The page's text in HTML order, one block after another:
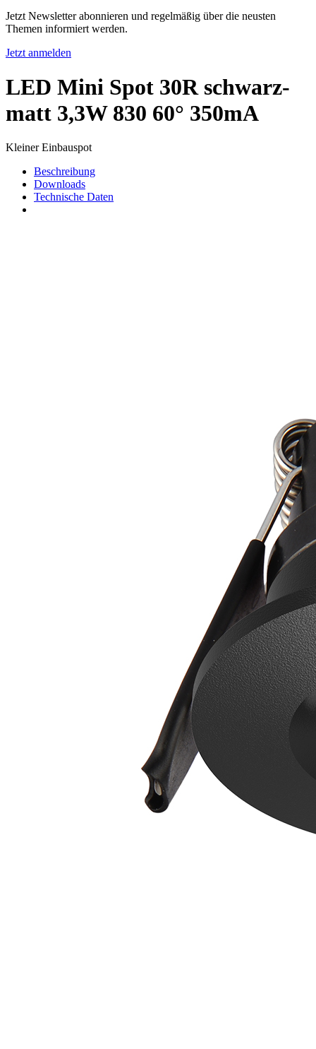
Jetzt Newsletter abonnieren und regelmäßig über die neusten
Themen informiert werden.
Jetzt anmelden
LED Mini Spot 30R schwarz-
matt 3,3W 830 60° 350mA
Kleiner Einbauspot
Beschreibung
Downloads
Technische Daten